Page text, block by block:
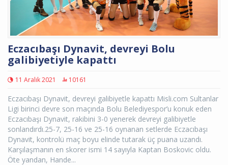
Eczacıbaşı Dynavit, devreyi Bolu
galibiyetiyle kapattı
11 Aralık 2021 10161
Eczacıbaşı Dynavit, devreyi galibiyetle kapattı Misli.com Sultanlar
Ligi birinci devre son maçında Bolu Belediyespor’u konuk eden
Eczacıbaşı Dynavit, rakibini 3-0 yenerek devreyi galibiyetle
sonlandırdı.25-7, 25-16 ve 25-16 oynanan setlerde Eczacıbaşı
Dynavit, kontrolü maç boyu elinde tutarak üç puana uzandı.
Karşılaşmanın en skorer ismi 14 sayıyla Kaptan Boskovic oldu.
Öte yandan, Hande...